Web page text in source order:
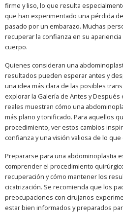
firme y liso, lo que resulta
que han experimentado una pérdida
pasado por un embarazo. Muchas
recuperar la confianza en su
cuerpo.
Quienes consideran una
resultados pueden esperar antes y
una idea más clara de las posibles
explorar la Galería de Antes y Después
reales muestran cómo una
más plano y tonificado. Para aquellos
procedimiento, ver estos cambios
confianza y una visión valiosa de lo
Prepararse para una abdominoplastia
comprender el procedimiento
recuperación y cómo mantener los
cicatrización. Se recomienda que los
preocupaciones con cirujanos
estar bien informados y preparados